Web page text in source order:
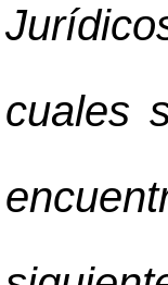
cuales